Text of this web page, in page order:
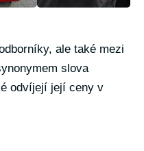
ale také mezi
slova
odvíjejí její ceny v